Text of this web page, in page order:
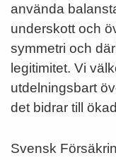
använda
underskott och
symmetri och
legitimitet. Vi
utdelningsbart
det bidrar till
Svensk